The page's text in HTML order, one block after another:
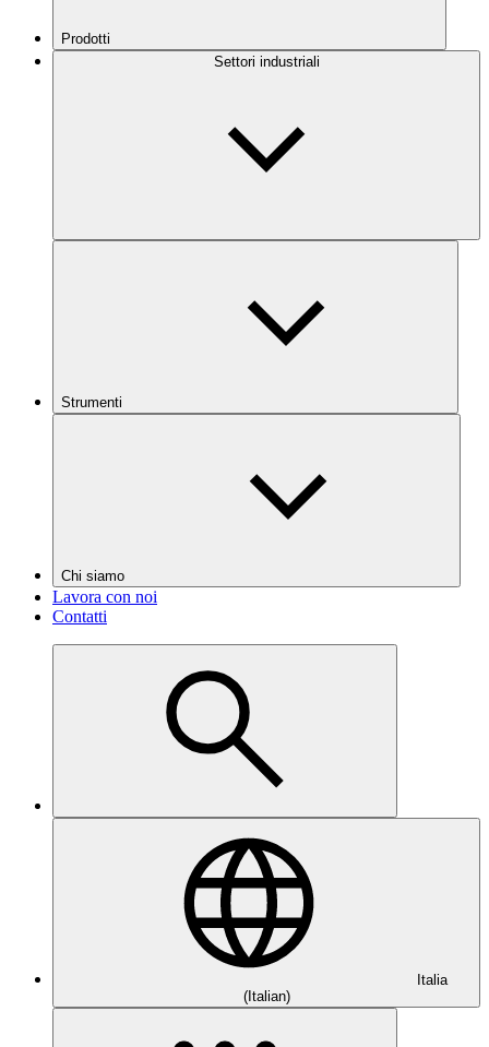
Prodotti
Settori industriali
Strumenti
Chi siamo
Lavora con noi
Contatti
Italia
(Italian)